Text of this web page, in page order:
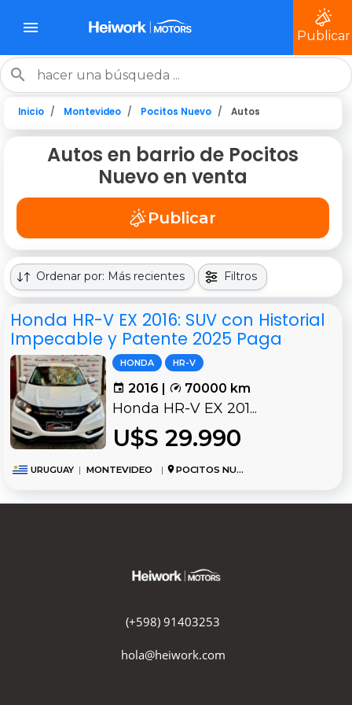
Publicar
Inicio Montevideo Pocitos Nuevo Autos
Autos en barrio de Pocitos
Nuevo en venta
Publicar
Ordenar por: Más recientes Filtros
Honda HR-V EX 2016: SUV con Historial
Impecable y Patente 2025 Paga
HONDA HR-V
2016 | 70000 km
Honda HR-V EX 201...
U$S 29.990
URUGUAY | MONTEVIDEO | POCITOS NUEVO
(+598) 91403253
hola@heiwork.com